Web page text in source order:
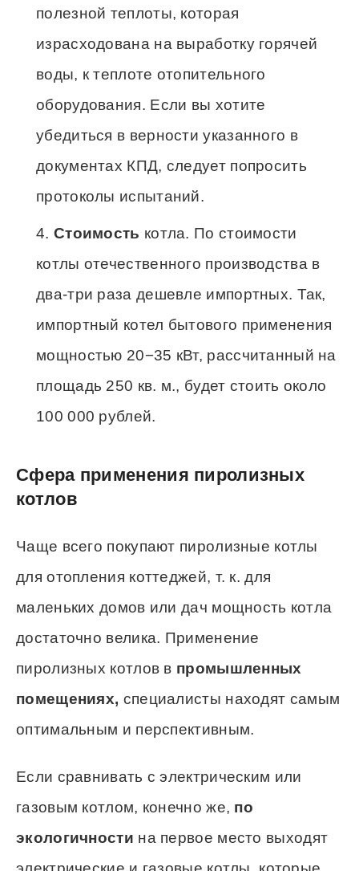
полезной теплоты, которая
израсходована на выработку горячей
воды, к теплоте отопительного
оборудования. Если вы хотите
убедиться в верности указанного в
документах КПД, следует попросить
протоколы испытаний.
Стоимость котла. По стоимости
котлы отечественного производства в
два-три раза дешевле импортных. Так,
импортный котел бытового применения
мощностью 20−35 кВт, рассчитанный на
площадь 250 кв. м., будет стоить около
100 000 рублей.
Сфера применения пиролизных
котлов
Чаще всего покупают пиролизные котлы
для отопления коттеджей, т. к. для
маленьких домов или дач мощность котла
достаточно велика. Применение
пиролизных котлов в промышленных
помещениях, специалисты находят самым
оптимальным и перспективным.
Если сравнивать с электрическим или
газовым котлом, конечно же, по
экологичности на первое место выходят